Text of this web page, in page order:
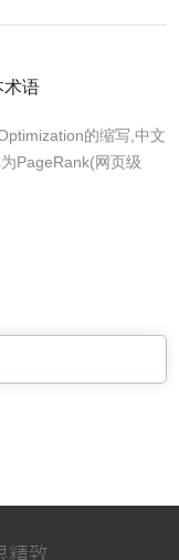
术语
的缩写,中文
PageRank(网页级
精致